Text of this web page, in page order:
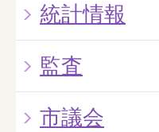
統計情報
監査
市議会